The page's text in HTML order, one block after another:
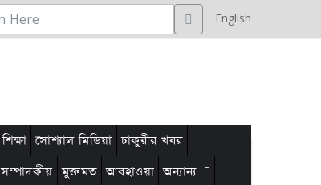
English
শিক্ষা সোশ্যাল মিডিয়া চাকুরীর খবর
সম্পাদকীয় মুক্তমত আবহাওয়া অন্যান্য